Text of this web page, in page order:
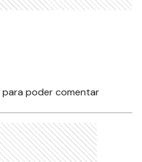
para poder comentar